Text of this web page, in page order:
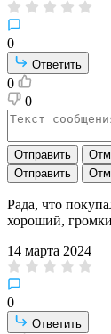
0
Ответить
0
0
Отправить
Отправить
Рада, что
хороший,
14 марта 2024
0
Ответить